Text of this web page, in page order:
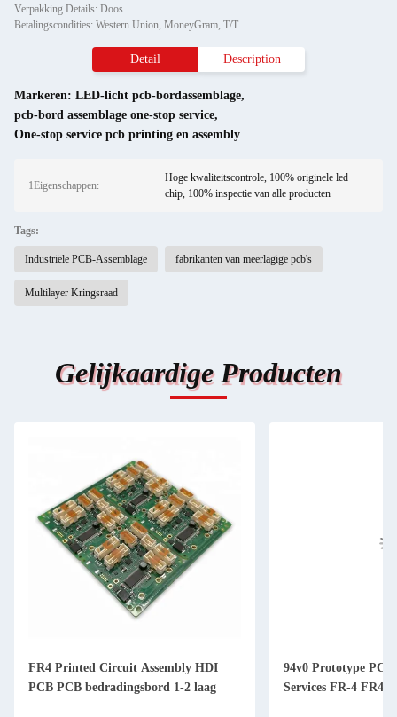
Verpakking Details: Doos
Betalingscondities: Western Union, MoneyGram, T/T
Detail Description
Markeren: LED-licht pcb-bordassemblage,
pcb-bord assemblage one-stop service,
One-stop service pcb printing en assembly
1Eigenschappen:
Hoge kwaliteitscontrole, 100% originele led
chip, 100% inspectie van alle producten
Tags:
Industriële PCB-Assemblage fabrikanten van meerlagige pcb's
Multilayer Kringsraad
Gelijkaardige Producten
FR4 Printed Circuit Assembly HDI
PCB PCB bedradingsbord 1-2 laag
94v0 Prototype
Services FR-4 FR4